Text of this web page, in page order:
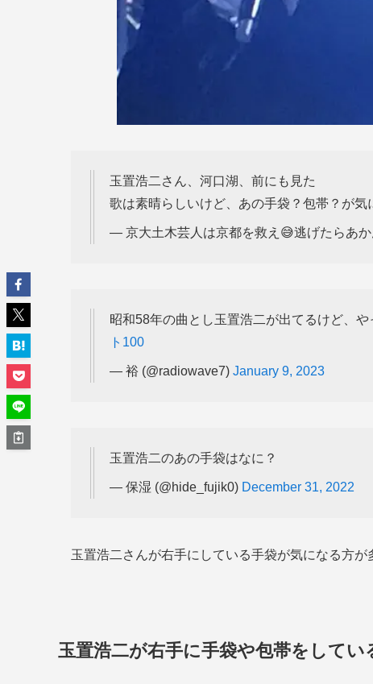
玉置浩二さん、河口湖、前にも見た
歌は素晴らしいけど、あの手袋？包帯？が
— 京大土木芸人は京都を救え😅逃げたらあか
昭和58年の曲とし玉置浩二が出てるけど、
ト100
— 裕 (@radiowave7) January 9, 2023
玉置浩二のあの手袋はなに？
— 保湿 (@hide_fujik0) December 31, 2022
玉置浩二さんが右手にしている手袋が気になる方が
玉置浩二が右手に手袋や包帯をしてい